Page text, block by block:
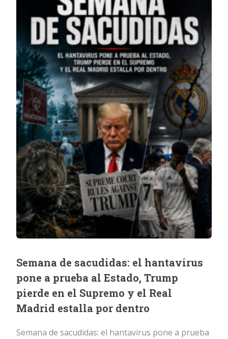
Semana de sacudidas: el hantavirus
pone a prueba al Estado, Trump
pierde en el Supremo y el Real
Madrid estalla por dentro
Semana de sacudidas: el hantavirus pone a prueba